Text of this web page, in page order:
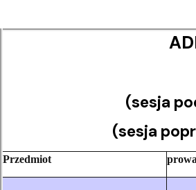
(sesja
(sesja
Przedmiot